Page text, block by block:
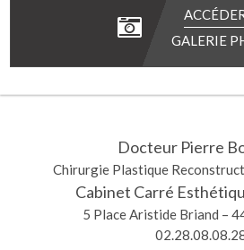
GALERIE
Docteur Pierre
Chirurgie Plastique
Cabinet Carré
5 Place Aristide Briand –